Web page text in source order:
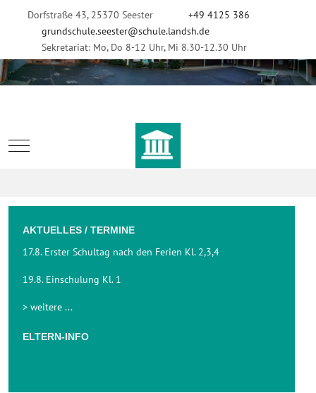
Dorfstraße 43, 25370 Seester
+49 4125 386
grundschule.seester@schule.landsh.de
Sekretariat: Mo, Do 8-12 Uhr, Mi 8.30-12.30 Uhr
Mobile Menu Toggle
AKTUELLES / TERMINE
17.8. Erster Schultag nach den Ferien Kl. 2,3,4
19.8. Einschulung Kl. 1
> weitere ...
ELTERN-INFO